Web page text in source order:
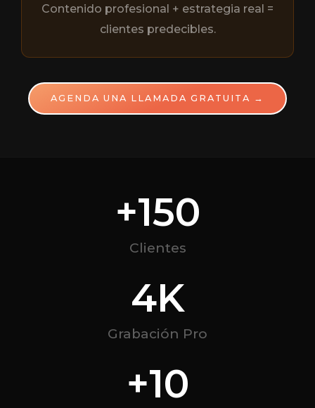
Contenido profesional + estrategia real =
clientes predecibles.
AGENDA UNA LLAMADA GRATUITA →
Clientes
+150
Grabación Pro
4K
+10